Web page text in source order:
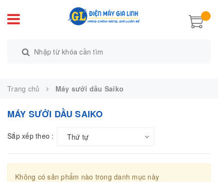
Trang chủ Máy sưởi dầu Saiko
MÁY SƯỞI DẦU SAIKO
Sắp xếp theo : Thứ tự
Không có sản phẩm nào trong danh mục này